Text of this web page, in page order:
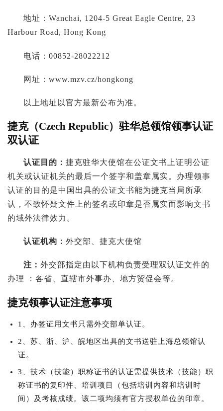
地址：Wanchai, 1204-5 Great Eagle Centre, 23
Harbour Road, Hong Kong
电话：00852-28022212
网址：www.mzv.cz/hongkong
以上地址以官方最新公布为准。
捷克（Czech Republic）驻华总领馆领事认证
双认证
认证目的： 捷克驻华大使馆在公证文书上证明公证
机关或认证机关的最后一个签字和盖章属实。办理领事
认证的目的是中国出具的公证文书能为捷克当局所承
认，不致怀疑文件上的签名或印章是否属实而影响文书
的域外法律效力。
认证机构： 外交部、捷克大使馆
注： 外交部指定由以下机构负责受理双认证文件的
办理 ：各省、直辖市外事办、地方贸促会等。
捷克领事认证注意事项
1、办签证用文书只需外交部单认证。
2、苏、浙、沪、皖地区出具的文书送驻上海总领馆认
证。
3、技术（技能）职称证书的认证需提供技术（技能）职
称证书的复印件、培训项目（包括培训内容和培训时
间）及考核成绩。该二项均须有官方授权单位的印章。